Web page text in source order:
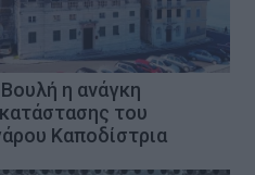
η ανάγκη
του
Καποδίστρια